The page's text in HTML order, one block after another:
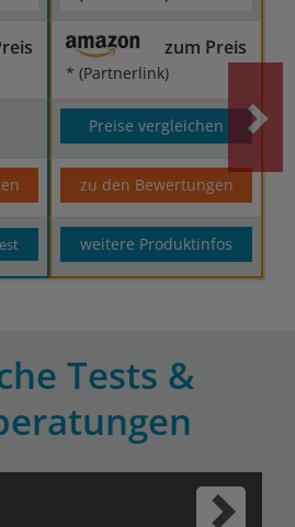
zum Preis
* (Partnerlink)
Preise vergleichen
zu den Bewertungen
weitere Produktinfos
Tests &